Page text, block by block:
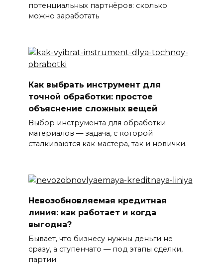
потенциальных партнёров: сколько
можно заработать
Как выбрать инструмент для
точной обработки: простое
объяснение сложных вещей
Выбор инструмента для обработки
материалов — задача, с которой
сталкиваются как мастера, так и новички.
Невозобновляемая кредитная
линия: как работает и когда
выгодна?
Бывает, что бизнесу нужны деньги не
сразу, а ступенчато — под этапы сделки,
партии